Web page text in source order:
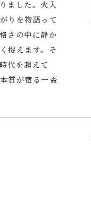
ました。火入
りを物語って
さの中に静か
捉えます。そ
代を超えて
質が宿る一盃